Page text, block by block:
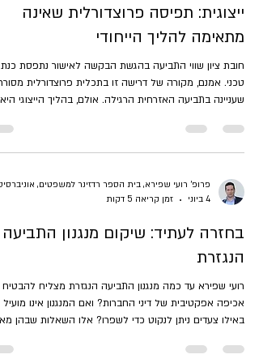
ייצוגית: תפיסה פרוצדורלית שאינה
מתאימה להליך הייחודי
חובת ציון שווי התביעה בהגשת הבקשה לאישור נתפסת
טכני. אמנם, מקורה של דרישה זו בתכלית פרוצדורלית
שעניינה בתביעה האזרחית הרגילה. אולם, בהליך הייצוגי היא
מתברר רק בדיעבד. בימים אלו, תיקון 16 לחוק תובענות
המונח בפני הכנסת מציע לצמצם דרישה זו.[1] בנייר
בחוק תובענות ייצוגיות (להלן: החוק),[3] את השיטה הנוהגת
בבתי המשפט ואציע חשיבה מחודשת. אטען
4 ביוני זמן קריאה 5 דקות
בחזרה לעתיד: שיקום מנגנון התביעה
הנגזרת
רועי שפירא עד כמה מנגנון התביעה הנגזרת מצליח להבטיח
אכיפה אפקטיבית של דיני החברות? ואם המנגנון אינו מועיל
באילו צעדים ניתן לנקוט כדי לשפרו? אלו השאלות שבהן
לרגל עשרים וחמש שנה לחוק החברות) עוסק. לפחות עד